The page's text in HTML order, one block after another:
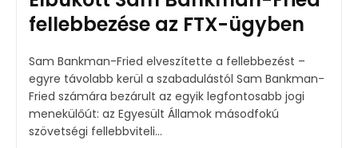
fellebbezése az FTX-ügyben
Sam Bankman-Fried elveszítette a fellebbezést –
egyre távolabb kerül a szabadulástól Sam Bankman-
Fried számára bezárult az egyik legfontosabb jogi
menekülőút: az Egyesült Államok másodfokú
szövetségi fellebbviteli...